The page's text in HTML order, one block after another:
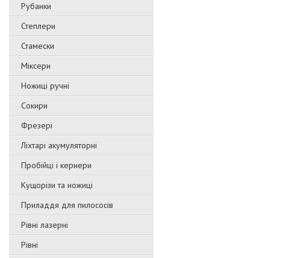
Рубанки
Степлери
Стамески
Міксери
Ножиці ручні
Сокири
Фрезері
Ліхтарі акумуляторні
Пробійці і кернери
Кущорізи та ножиці
Приладдя для пилососів
Рівні лазерні
Рівні